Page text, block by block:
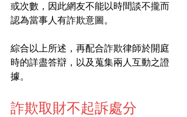
或次數，因此網友不能以時間談不攏而
認為當事人有詐欺意圖。
綜合以上所述，再配合詐欺律師於開庭
時的詳盡答辯，以及蒐集兩人互動之證
據。
詐欺取財不起訴處分